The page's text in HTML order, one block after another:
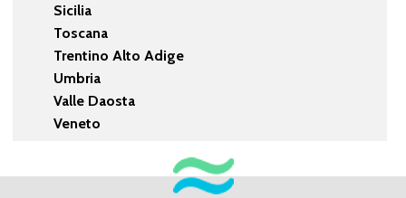
Sicilia
Toscana
Trentino Alto Adige
Umbria
Valle Daosta
Veneto